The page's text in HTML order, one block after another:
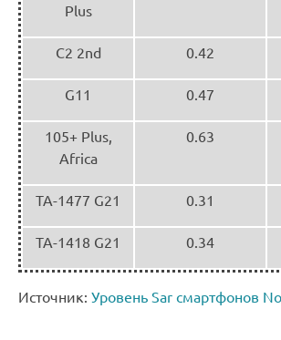
Plus
C2 2nd 0.42
G11 0.47
105+ Plus,
Africa
0.63
TA-1477 G21 0.31
TA-1418 G21 0.34
Источник: Уровень Sar смартфонов